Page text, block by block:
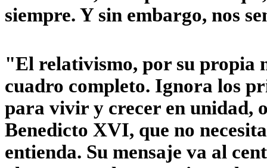
siempre. Y sin embargo, nos
"El relativismo, por su propia
cuadro completo. Ignora los
para vivir y crecer en unidad,
Benedicto XVI, que no
entienda. Su mensaje va al